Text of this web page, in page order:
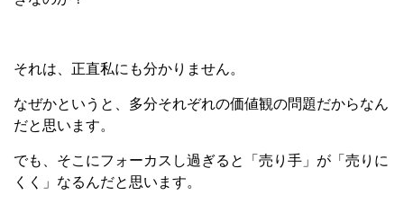
それは、正直私にも分かりません。
なぜかというと、多分それぞれの価値観の問題だからなん
だと思います。
でも、そこにフォーカスし過ぎると「売り手」が「売りに
くく」なるんだと思います。